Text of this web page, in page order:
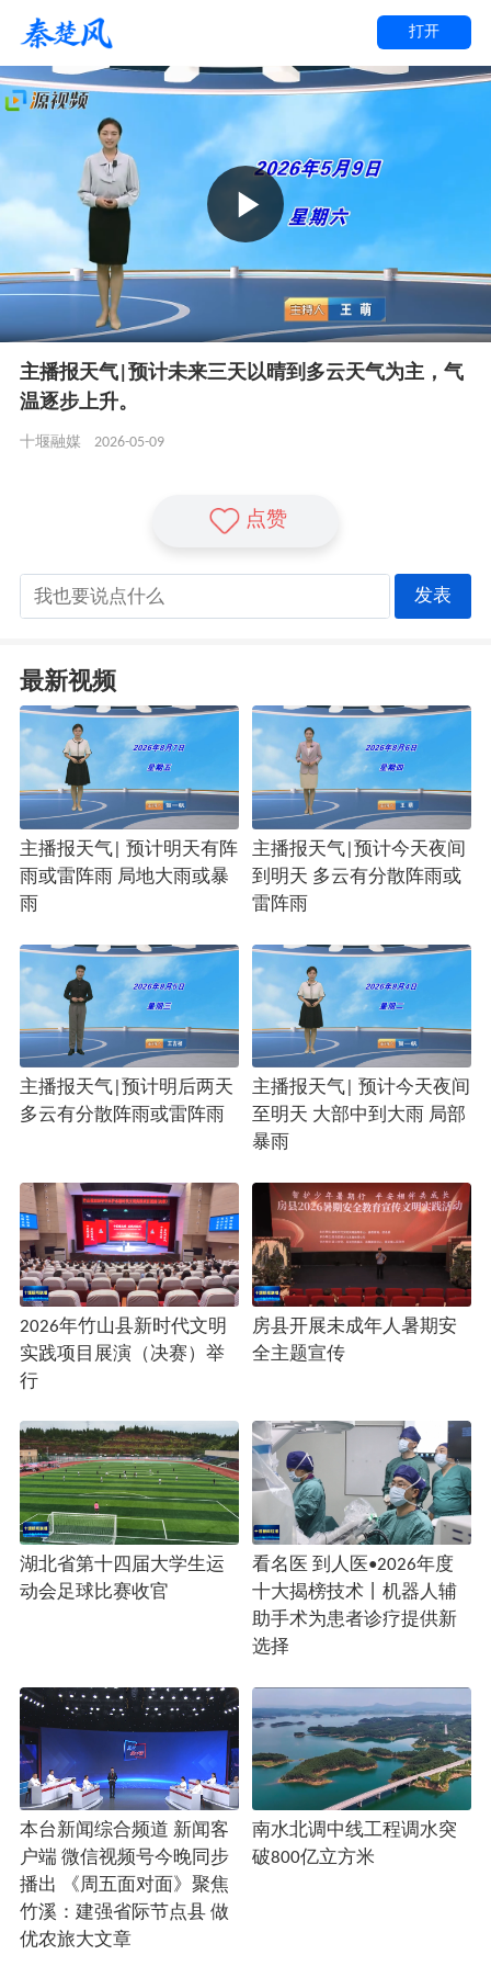
打开
主播报天气|预计未来三天以晴到多云天气为主，气
温逐步上升。
十堰融媒 2026-05-09
点赞
发表
最新视频
主播报天气| 预计明天有阵
雨或雷阵雨 局地大雨或暴
雨
主播报天气|预计今天夜间
到明天 多云有分散阵雨或
雷阵雨
主播报天气|预计明后两天
多云有分散阵雨或雷阵雨
主播报天气| 预计今天夜间
至明天 大部中到大雨 局部
暴雨
2026年竹山县新时代文明
实践项目展演（决赛）举
行
房县开展未成年人暑期安
全主题宣传
湖北省第十四届大学生运
动会足球比赛收官
看名医 到人医•2026年度
十大揭榜技术丨机器人辅
助手术为患者诊疗提供新
选择
本台新闻综合频道 新闻客
户端 微信视频号今晚同步
播出 《周五面对面》聚焦
竹溪：建强省际节点县 做
优农旅大文章
南水北调中线工程调水突
破800亿立方米